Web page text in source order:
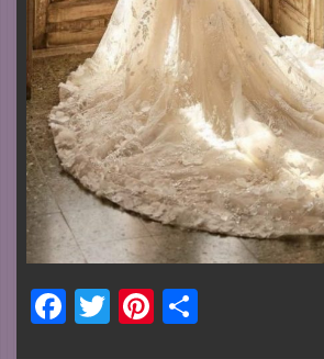
Facebook
TwitterPinterest